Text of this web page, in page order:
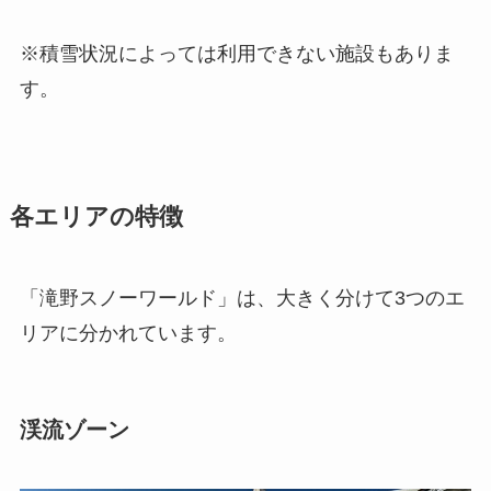
※積雪状況によっては利用できない施設もありま
す。
各エリアの特徴
「滝野スノーワールド」は、大きく分けて3つのエ
リアに分かれています。
渓流ゾーン